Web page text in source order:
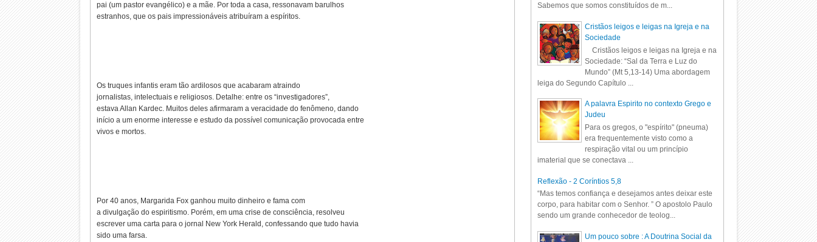
pai (um pastor evangélico) e a mãe. Por toda a casa, ressonavam barulhos
estranhos, que os pais impressionáveis atribuíram a espíritos.
Os truques infantis eram tão ardilosos que acabaram atraindo
jornalistas, intelectuais e religiosos. Detalhe: entre os “investigadores”,
estava Allan Kardec. Muitos deles afirmaram a veracidade do fenômeno, dando
início a um enorme interesse e estudo da possível comunicação provocada entre
vivos e mortos.
Por 40 anos, Margarida Fox ganhou muito dinheiro e fama com
a divulgação do espiritismo. Porém, em uma crise de consciência, resolveu
escrever uma carta para o jornal New York Herald, confessando que tudo havia
sido uma farsa.
Sabemos que somos constituídos de m...
Cristãos leigos e leigas na Igreja e na
Sociedade
Cristãos leigos e leigas na Igreja e na
Sociedade: “Sal da Terra e Luz do
Mundo” (Mt 5,13-14) Uma abordagem
leiga do Segundo Capítulo ...
A palavra Espirito no contexto Grego e
Judeu
Para os gregos, o "espírito" (pneuma)
era frequentemente visto como a
respiração vital ou um princípio
imaterial que se conectava ...
Reflexão - 2 Coríntios 5,8
“Mas temos confiança e desejamos antes deixar este
corpo, para habitar com o Senhor. ” O apostolo Paulo
sendo um grande conhecedor de teolog...
Um pouco sobre : A Doutrina Social da